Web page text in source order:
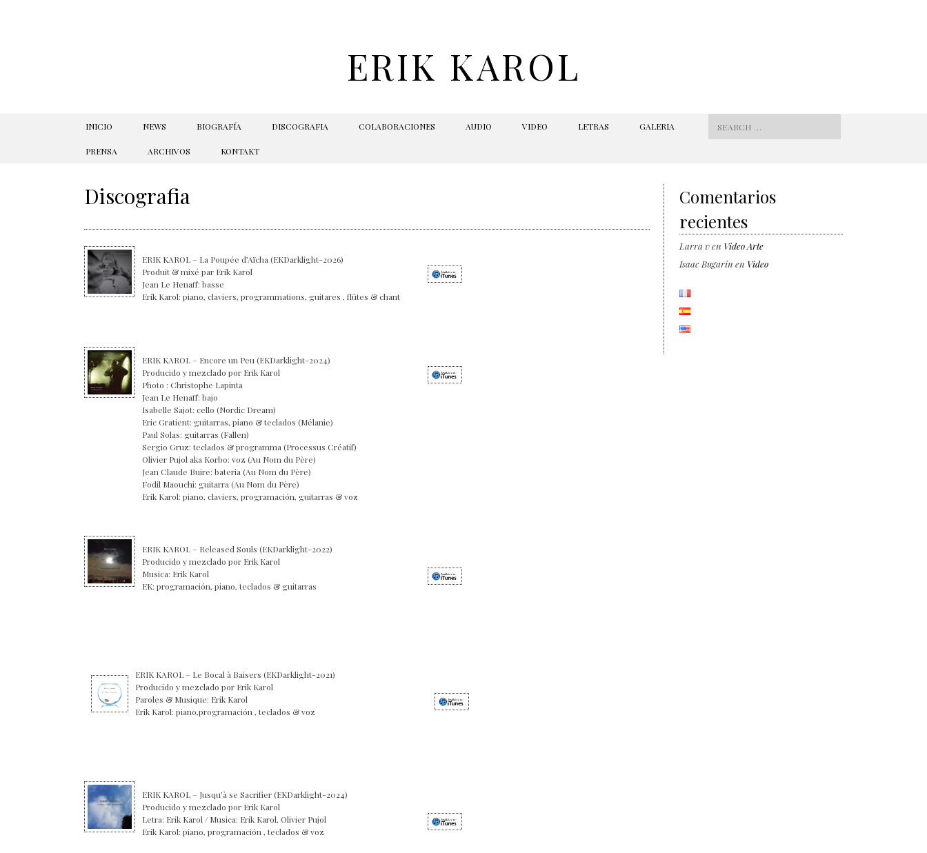
ERIK KAROL
SKIP TO CONTENT
INICIO NEWS BIOGRAFÍA DISCOGRAFIA COLABORACIONES AUDIO VIDEO LETRAS GALERIA
PRENSA ARCHIVOS KONTAKT
Search for:
Discografia
ERIK KAROL – La Poupée d’Aïcha (EKDarklight-2026)
Produit & mixé par Erik Karol
Jean Le Henaff: basse
Erik Karol: piano, claviers, programmations, guitares , flûtes & chant
ERIK KAROL – Encore un Peu (EKDarklight-2024)
Producido y mezclado por Erik Karol
Photo : Christophe Lapinta
Jean Le Henaff: bajo
Isabelle Sajot: cello (Nordic Dream)
Eric Gratient: guitarras, piano & teclados (Mélanie)
Paul Solas: guitarras (Fallen)
Sergio Gruz: teclados & programma (Processus Créatif)
Olivier Pujol aka Korbo: voz (Au Nom du Père)
Jean Claude Buire: bateria (Au Nom du Père)
Fodil Maouchi: guitarra (Au Nom du Père)
Erik Karol: piano, claviers, programación, guitarras & voz
ERIK KAROL – Released Souls (EKDarklight-2022)
Producido y mezclado por Erik Karol
Musica: Erik Karol
EK: programación, piano, teclados & guitarras
ERIK KAROL – Le Bocal à Baisers (EKDarklight-2021)
Producido y mezclado por Erik Karol
Paroles & Musique: Erik Karol
Erik Karol: piano,programación , teclados & voz
ERIK KAROL – Jusqu’à se Sacrifier (EKDarklight-2024)
Producido y mezclado por Erik Karol
Letra: Erik Karol / Musica: Erik Karol, Olivier Pujol
Erik Karol: piano, programación , teclados & voz
Comentarios
recientes
Larra ven Video Arte
Isaac Bugarin en Video